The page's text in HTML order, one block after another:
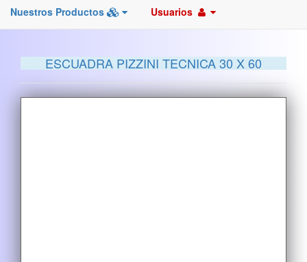
Nuestros Productos Usuarios
ESCUADRA PIZZINI TECNICA 30 X 60